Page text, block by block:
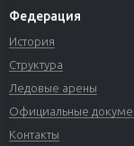
Федерация
История
Структура
Ледовые арены
Официальные
Контакты